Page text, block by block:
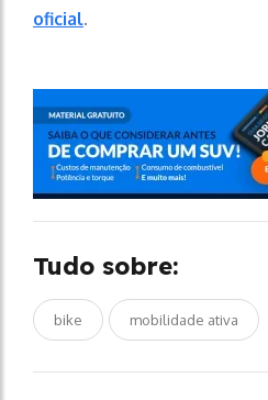
oficial.
Tudo sobre:
bike mobilidade ativa